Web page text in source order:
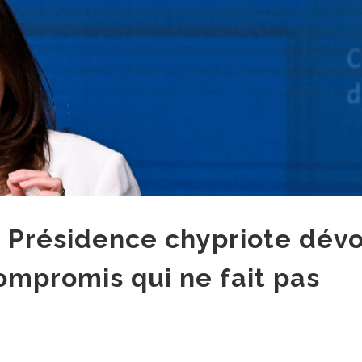
chypriote
qui ne fait pas